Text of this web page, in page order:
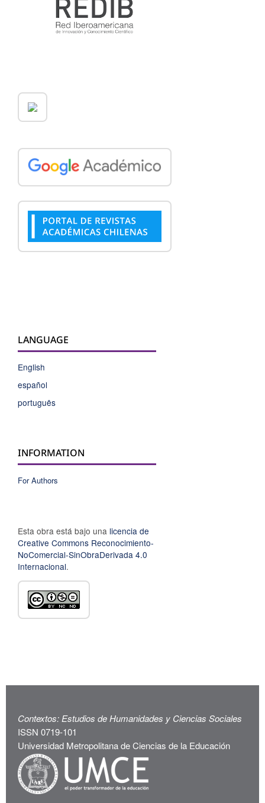
LANGUAGE
English
español
português
INFORMATION
For Authors
Esta obra está bajo una licencia de
Creative Commons Reconocimiento-
NoComercial-SinObraDerivada 4.0
Internacional.
Contextos: Estudios de Humanidades y Ciencias Sociales
ISSN 0719-101
Universidad Metropolitana de Ciencias de la Educación